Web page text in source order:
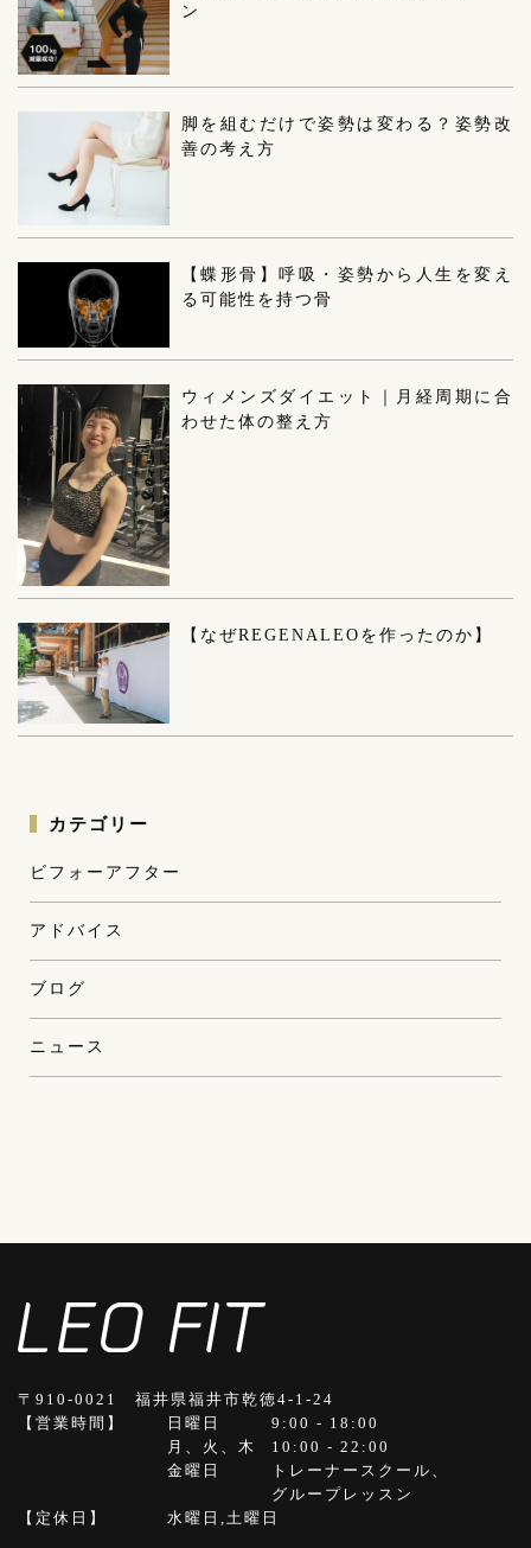
ン
脚を組むだけで姿勢は変わる？姿勢改
善の考え方
【蝶形骨】呼吸・姿勢から人生を変え
る可能性を持つ骨
ウィメンズダイエット｜月経周期に合
わせた体の整え方
【なぜREGENALEOを作ったのか】
カテゴリー
ビフォーアフター
アドバイス
ブログ
ニュース
〒910-0021 福井県福井市乾徳4-1-24
【営業時間】
日曜日
9:00 - 18:00
月、火、木
10:00 - 22:00
金曜日
トレーナースクール、
グループレッスン
【定休日】
水曜日,土曜日